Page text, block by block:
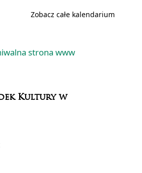
Zobacz całe kalendarium
strona www
Kultury w